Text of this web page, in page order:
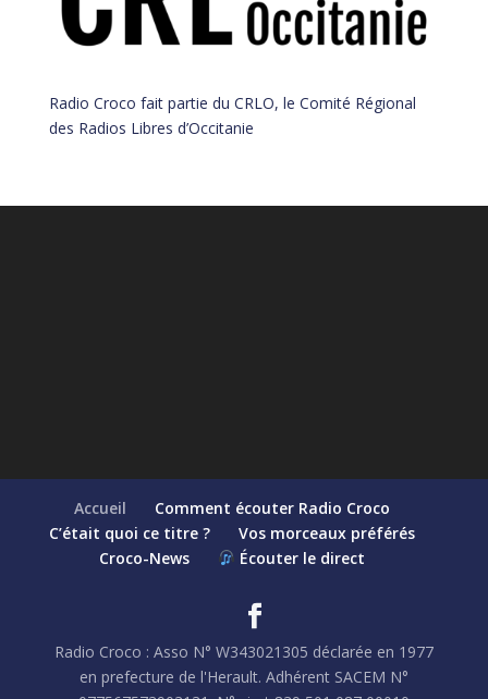
Radio Croco fait partie du CRLO, le Comité Régional
des Radios Libres d’Occitanie
Accueil
Comment écouter Radio Croco
C’était quoi ce titre ?
Vos morceaux préférés
Croco-News
Écouter le direct
Radio Croco : Asso N° W343021305 déclarée en 1977
en prefecture de l'Herault. Adhérent SACEM N°